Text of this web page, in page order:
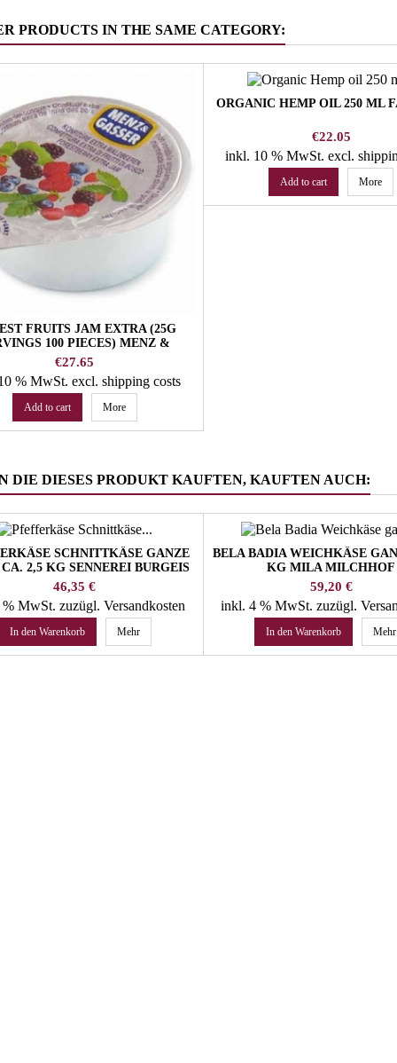
PRODUCTS IN THE SAME CATEGORY:
FRUITS JAM EXTRA (25G
100 PIECES) MENZ &
GASSER
Price
€27.65
% MwSt. excl. shipping costs
Add to cart More
ORGANIC HEMP OIL 250 ML
Price
€22.05
inkl. 10 % MwSt.excl.
Add to cart More
DIE DIESES PRODUKT KAUFTEN, KAUFTEN AUCH:
SCHNITTKÄSE GANZE
2,5 KG SENNEREI BURGEIS
Preis
46,35 €
% MwSt.zuzügl. Versandkosten
In den Warenkorb Mehr
BELA BADIA WEICHKÄSE
KG MILA MILCHHOF
Preis
59,20 €
inkl. 4 % MwSt. zuzügl.
In den Warenkorb Mehr